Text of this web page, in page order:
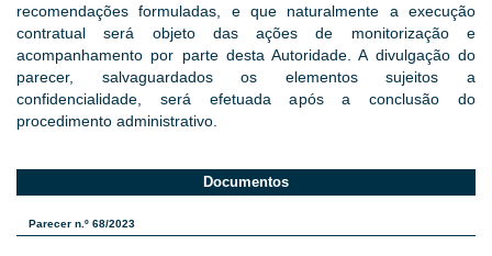
recomendações formuladas, e que naturalmente a execução
contratual será objeto das ações de monitorização e
acompanhamento por parte desta Autoridade. A divulgação do
parecer, salvaguardados os elementos sujeitos a
confidencialidade, será efetuada após a conclusão do
procedimento administrativo.
Documentos
Parecer n.º 68/2023